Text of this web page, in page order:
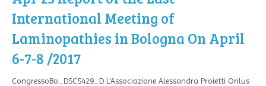
International Meeting of
Laminopathies in Bologna On April
6-7-8 /2017
CongressoBo_DSC5429_D L'Associazione Alessandra Proietti Onlus